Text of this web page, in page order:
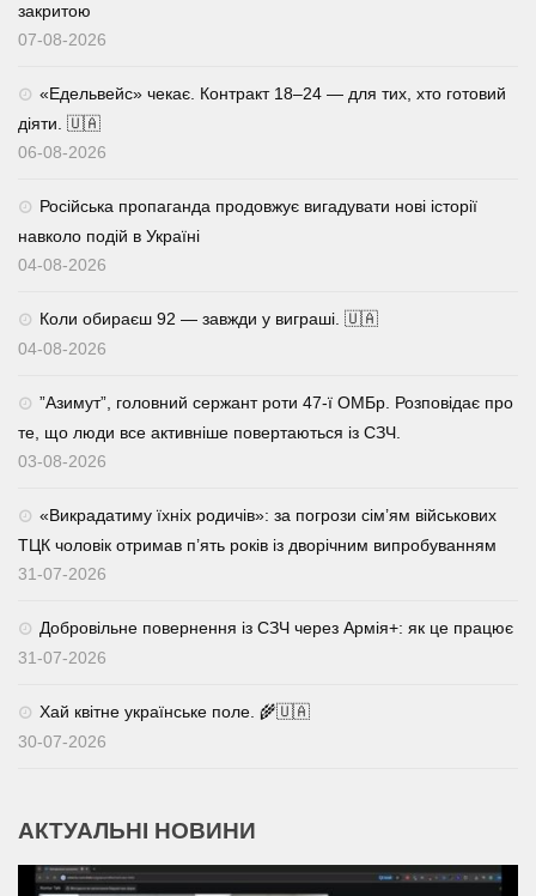
Шоу-біз
закритою
07-08-2026
«Едельвейс» чекає. Контракт 18–24 — для тих, хто готовий
діяти. 🇺🇦
06-08-2026
Російська пропаганда продовжує вигадувати нові історії
навколо подій в Україні
04-08-2026
Коли обираєш 92 — завжди у виграші. 🇺🇦
04-08-2026
⁨”Азимут”, головний сержант роти 47-ї ОМБр. Розповідає про
те, що люди все активніше повертаються із СЗЧ.
03-08-2026
«Викрадатиму їхніх родичів»: за погрози сім’ям військових
ТЦК чоловік отримав п’ять років із дворічним випробуванням
31-07-2026
Добровільне повернення із СЗЧ через Армія+: як це працює
31-07-2026
Хай квітне українське поле. 🌾🇺🇦
30-07-2026
АКТУАЛЬНІ НОВИНИ